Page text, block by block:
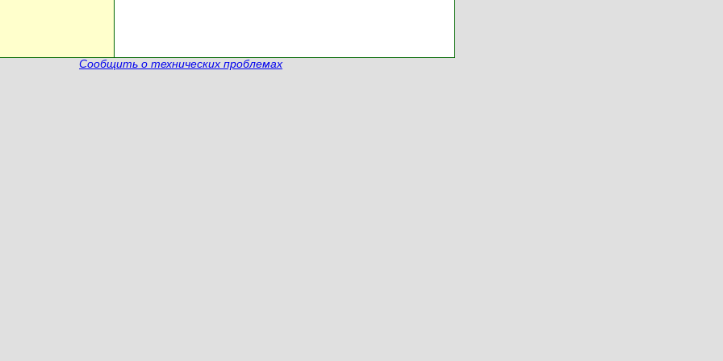
Сообщить о технических проблемах